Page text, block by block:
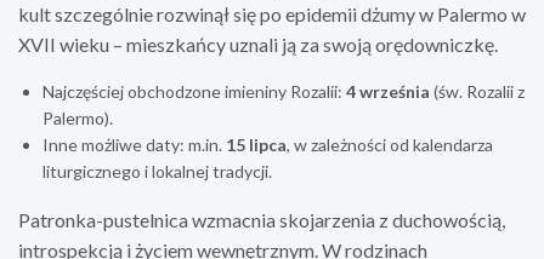
kult szczególnie rozwinął się po epidemii dżumy w Palermo w
XVII wieku – mieszkańcy uznali ją za swoją orędowniczkę.
Najczęściej obchodzone imieniny Rozalii: 4 września (św. Rozalii z
Palermo).
Inne możliwe daty: m.in. 15 lipca, w zależności od kalendarza
liturgicznego i lokalnej tradycji.
Patronka-pustelnica wzmacnia skojarzenia z duchowością,
introspekcją i życiem wewnętrznym. W rodzinach